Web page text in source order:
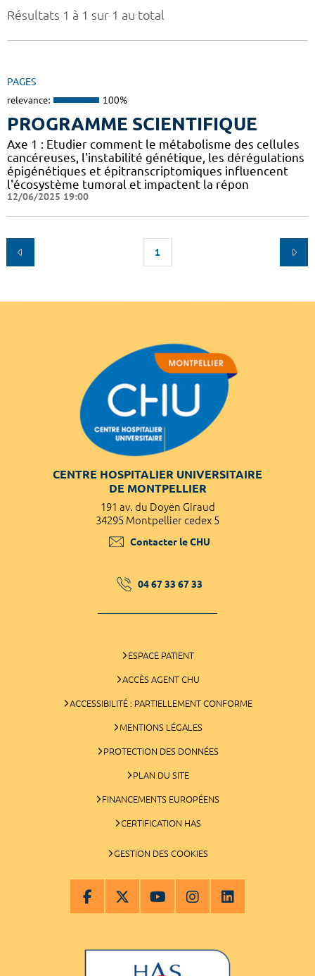
Résultats 1 à 1 sur 1 au total
PAGES
relevance: 100%
PROGRAMME SCIENTIFIQUE
Axe 1 : Etudier comment le métabolisme des cellules
cancéreuses, l'instabilité génétique, les dérégulations
épigénétiques et épitranscriptomiques influencent
l'écosystème tumoral et impactent la répon
12/06/2025 19:00
1
CENTRE HOSPITALIER UNIVERSITAIRE
DE MONTPELLIER
191 av. du Doyen Giraud
34295 Montpellier cedex 5
Contacter le CHU
04 67 33 67 33
ESPACE PATIENT
ACCÈS AGENT CHU
ACCESSIBILITÉ : PARTIELLEMENT CONFORME
MENTIONS LÉGALES
PROTECTION DES DONNÉES
PLAN DU SITE
FINANCEMENTS EUROPÉENS
CERTIFICATION HAS
GESTION DES COOKIES